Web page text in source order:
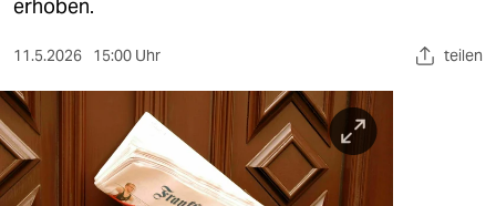
wahrheit
verlag
verlag
veranstaltungen
erhoben.
11.5.2026 15:00 Uhr teilen